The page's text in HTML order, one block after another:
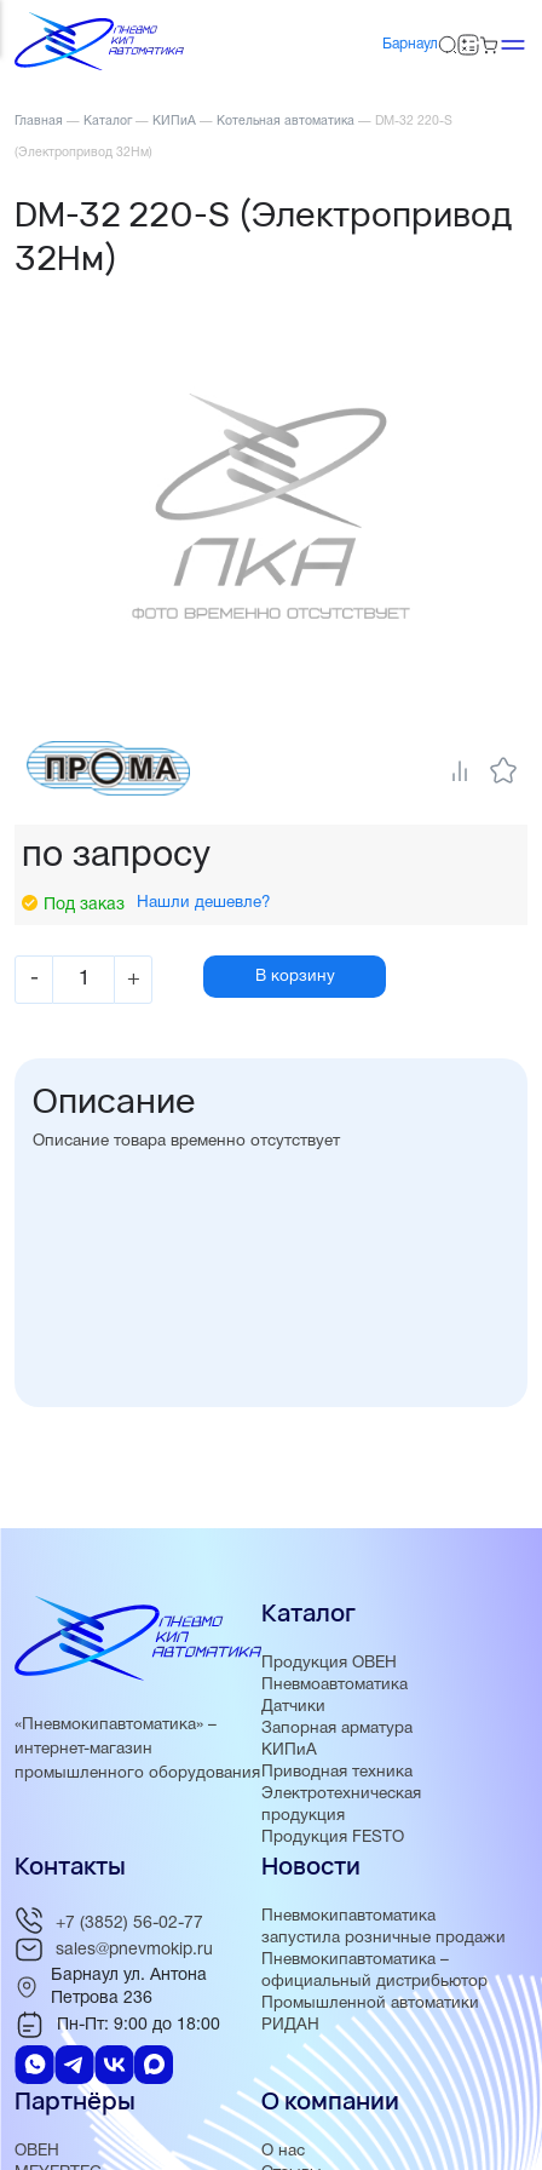
Барнаул
Главная — Каталог — КИПиА — Котельная автоматика — DM-32 220-S
(Электропривод 32Нм)
DM-32 220-S (Электропривод
32Нм)
по запросу
Под заказ Нашли дешевле?
- + В корзину
Описание
Описание товара временно отсутствует
«Пневмокипавтоматика» –
интернет-магазин
промышленного оборудования
Каталог
Продукция ОВЕН
Пневмоавтоматика
Датчики
Запорная арматура
КИПиА
Приводная техника
Электротехническая
продукция
Продукция FESTO
Новости
Пневмокипавтоматика
запустила розничные продажи
Пневмокипавтоматика –
официальный дистрибьютор
Промышленной автоматики
РИДАН
Партнёры
ОВЕН
О компании
О нас
Контакты
+7 (3852) 56-02-77
sales@pnevmokip.ru
Барнаул ул. Антона
Петрова 236
Пн-Пт: 9:00 до 18:00